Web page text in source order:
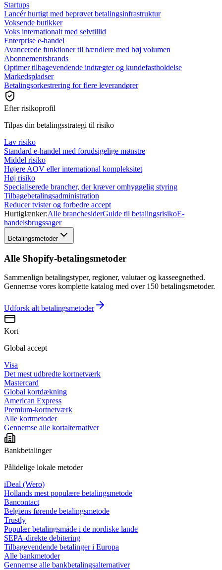
Startups
Lancér hurtigt med beprøvet betalingsinfrastruktur
Voksende butikker
Voks internationalt med selvtillid
Enterprise e-handel
Avancerede funktioner til hændlere med høj volumen
Abonnementsbrands
Optimer tilbagevendende indtægter og kundefastholdelse
Markedspladser
Betalingsorkestrering for flere leverandører
Efter risikoprofil
Tilpas din betalingsstrategi til risiko
Lav risiko
Standard e-handel med forudsigelige mønstre
Middel risiko
Højere AOV eller international kompleksitet
Høj risiko
Specialiserede brancher, der kræver omhyggelig styring
Tilbagebetalingsadministration
Reducer tvister og forbedre accept
Hurtiglænker:Alle branchesiderGuide til betalingsrisikoE-
handelsbrugssager
Betalingsmetoder
Alle Shopify-betalingsmetoder
Sammenlign betalingstyper, regioner, valutaer og kasseegnethed.
Gennemse vores komplette katalog med over 150 betalingsmetoder.
Udforsk alt betalingsmetoder
Kort
Global accept
Visa
Det mest udbredte kortnetværk
Mastercard
Global kortdækning
American Express
Premium-kortnetværk
Alle kortmetoder
Gennemse alle kortalternativer
Bankbetalinger
Pålidelige lokale metoder
iDeal (Wero)
Hollands mest populære betalingsmetode
Bancontact
Belgiens førende betalingsmetode
Trustly
Populær betalingsmåde i de nordiske lande
SEPA-direkte debitering
Tilbagevendende betalinger i Europa
Alle bankmetoder
Gennemse alle bankbetalingsalternativer